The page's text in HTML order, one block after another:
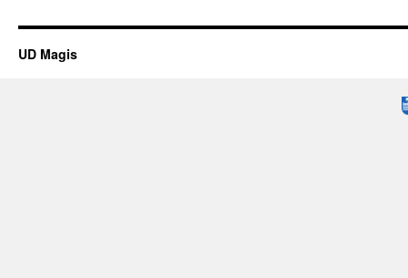
UD Magis